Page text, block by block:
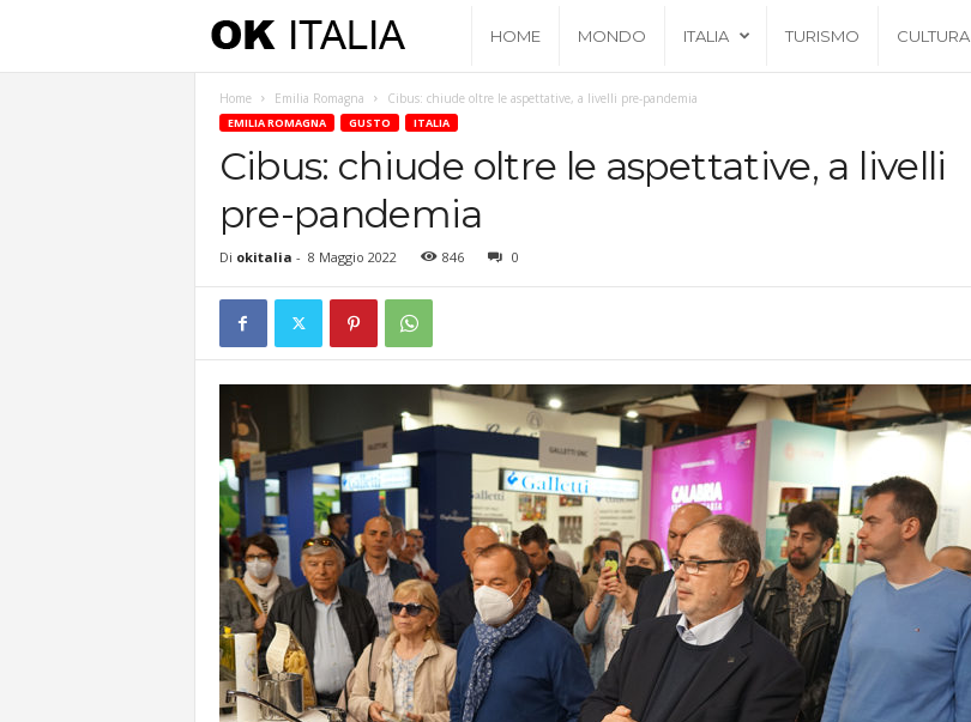
t
i
HOME MONDO ITALIA TURISMO CULTURA
Home Emilia Romagna Cibus: chiude oltre le aspettative, a livelli pre-pandemia
EMILIA ROMAGNA GUSTO ITALIA
Cibus: chiude oltre le aspettative, a livelli
pre-pandemia
Di okitalia - 8 Maggio 2022 846 0